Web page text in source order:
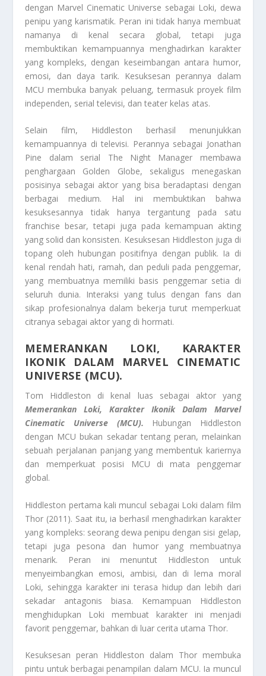
dengan Marvel Cinematic Universe sebagai Loki, dewa
penipu yang karismatik. Peran ini tidak hanya membuat
namanya di kenal secara global, tetapi juga
membuktikan kemampuannya menghadirkan karakter
yang kompleks, dengan keseimbangan antara humor,
emosi, dan daya tarik. Kesuksesan perannya dalam
MCU membuka banyak peluang, termasuk proyek film
independen, serial televisi, dan teater kelas atas.
Selain film, Hiddleston berhasil menunjukkan
kemampuannya di televisi. Perannya sebagai Jonathan
Pine dalam serial The Night Manager membawa
penghargaan Golden Globe, sekaligus menegaskan
posisinya sebagai aktor yang bisa beradaptasi dengan
berbagai medium. Hal ini membuktikan bahwa
kesuksesannya tidak hanya tergantung pada satu
franchise besar, tetapi juga pada kemampuan akting
yang solid dan konsisten. Kesuksesan Hiddleston juga di
topang oleh hubungan positifnya dengan publik. Ia di
kenal rendah hati, ramah, dan peduli pada penggemar,
yang membuatnya memiliki basis penggemar setia di
seluruh dunia. Interaksi yang tulus dengan fans dan
sikap profesionalnya dalam bekerja turut memperkuat
citranya sebagai aktor yang di hormati.
MEMERANKAN LOKI, KARAKTER
IKONIK DALAM MARVEL CINEMATIC
UNIVERSE (MCU).
Tom Hiddleston di kenal luas sebagai aktor yang
Memerankan Loki, Karakter Ikonik Dalam Marvel
Cinematic Universe (MCU).
Hubungan Hiddleston
dengan MCU bukan sekadar tentang peran, melainkan
sebuah perjalanan panjang yang membentuk kariernya
dan memperkuat posisi MCU di mata penggemar
global.
Hiddleston pertama kali muncul sebagai Loki dalam film
Thor (2011). Saat itu, ia berhasil menghadirkan karakter
yang kompleks: seorang dewa penipu dengan sisi gelap,
tetapi juga pesona dan humor yang membuatnya
menarik. Peran ini menuntut Hiddleston untuk
menyeimbangkan emosi, ambisi, dan di lema moral
Loki, sehingga karakter ini terasa hidup dan lebih dari
sekadar antagonis biasa. Kemampuan Hiddleston
menghidupkan Loki membuat karakter ini menjadi
favorit penggemar, bahkan di luar cerita utama Thor.
Kesuksesan peran Hiddleston dalam Thor membuka
pintu untuk berbagai penampilan dalam MCU. Ia muncul